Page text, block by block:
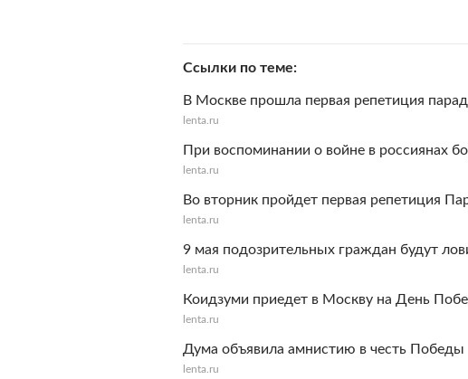
Ссылки по теме
В Москве прошла первая репетиция
lenta.ru
При воспоминании о войне в россиянах
lenta.ru
Во вторник пройдет первая репетиция
lenta.ru
9 мая подозрительных граждан будут
lenta.ru
Коидзуми приедет в Москву на День
lenta.ru
Дума объявила амнистию в честь Победы
lenta.ru